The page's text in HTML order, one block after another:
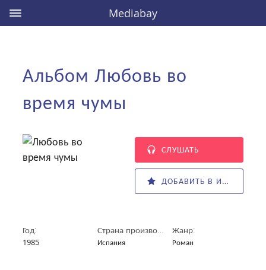
Mediabay
Альбом Любовь во
время чумы
СЛУШАТЬ
ДОБАВИТЬ В ИЗБРАННОЕ
Год:
1985
Страна производитель:
Испания
Жанр:
Роман